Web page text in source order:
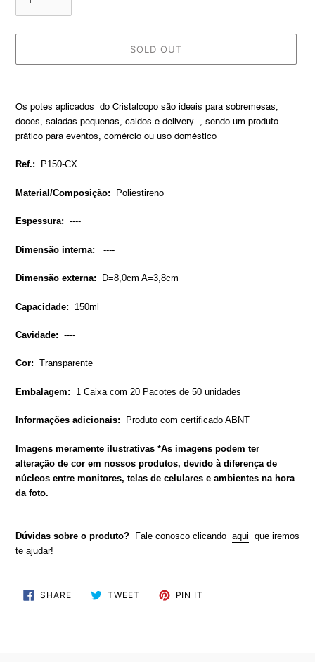
SOLD OUT
cart
Os potes aplicados do Cristalcopo são ideais para sobremesas,
doces, saladas pequenas, caldos e delivery , sendo um produto
prático para eventos, comércio ou uso doméstico
Ref.: P150-CX
Material/Composição: Poliestireno
Espessura: ----
Dimensão interna: ----
Dimensão externa: D=8,0cm A=3,8cm
Capacidade: 150ml
Cavidade: ----
Cor: Transparente
Embalagem: 1 Caixa com 20 Pacotes de 50 unidades
Informações adicionais: Produto com certificado ABNT
Imagens meramente ilustrativas *As imagens podem ter
alteração de cor em nossos produtos, devido à diferença de
núcleos entre monitores, telas de celulares e ambientes na hora
da foto.
Dúvidas sobre o produto? Fale conosco clicando aqui que iremos
te ajudar!
SHARESHARE
ON
TWEET TWEET PIN IT